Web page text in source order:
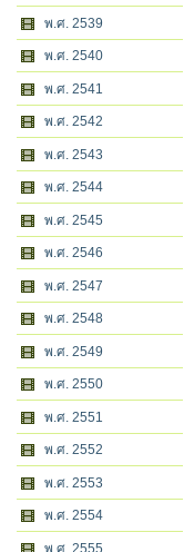
พ.ศ. 2539
พ.ศ. 2540
พ.ศ. 2541
พ.ศ. 2542
พ.ศ. 2543
พ.ศ. 2544
พ.ศ. 2545
พ.ศ. 2546
พ.ศ. 2547
พ.ศ. 2548
พ.ศ. 2549
พ.ศ. 2550
พ.ศ. 2551
พ.ศ. 2552
พ.ศ. 2553
พ.ศ. 2554
พ.ศ. 2555